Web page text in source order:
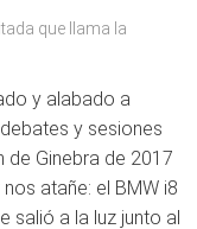
que llama la
y alabado a
y sesiones
Ginebra de 2017
atañe: el BMW i8
salió a la luz junto al